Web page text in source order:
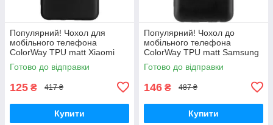
Популярний! Чохол для
мобільного телефона
ColorWay TPU matt Xiaomi
Redmi Note 12 5G black (CW-
CTMXRN125-BK) —
Готово до відправки
125 ₴ 417 ₴
Купити
Популярний! Чохол до
мобільного телефона
ColorWay TPU matt Samsung
Galaxy A04e black (CW-
CTMSGA042-BK) - Краща
Готово до відправки
146 ₴ 487 ₴
Купити